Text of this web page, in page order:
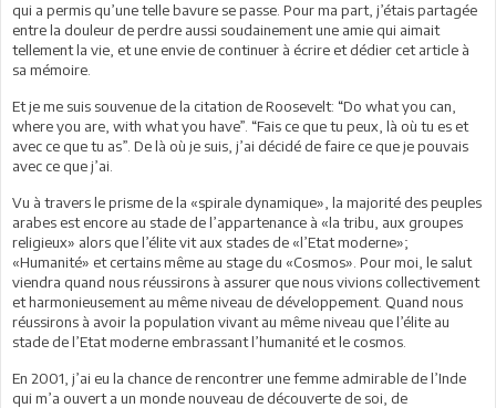
qui a permis qu’une telle bavure se passe. Pour ma part, j’étais partagée
entre la douleur de perdre aussi soudainement une amie qui aimait
tellement la vie, et une envie de continuer à écrire et dédier cet article à
sa mémoire.
Et je me suis souvenue de la citation de Roosevelt: “Do what you can,
where you are, with what you have”. “Fais ce que tu peux, là où tu es et
avec ce que tu as”. De là où je suis, j’ai décidé de faire ce que je pouvais
avec ce que j’ai.
Vu à travers le prisme de la «spirale dynamique», la majorité des peuples
arabes est encore au stade de l’appartenance à «la tribu, aux groupes
religieux» alors que l’élite vit aux stades de «l’Etat moderne»;
«Humanité» et certains même au stage du «Cosmos». Pour moi, le salut
viendra quand nous réussirons à assurer que nous vivions collectivement
et harmonieusement au même niveau de développement. Quand nous
réussirons à avoir la population vivant au même niveau que l’élite au
stade de l’Etat moderne embrassant l’humanité et le cosmos.
En 2001, j’ai eu la chance de rencontrer une femme admirable de l’Inde
qui m’a ouvert a un monde nouveau de découverte de soi, de